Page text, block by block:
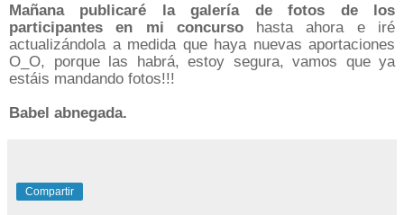
Mañana publicaré la galería de fotos de los
participantes en mi concurso hasta ahora e iré
actualizándola a medida que haya nuevas aportaciones
O_O, porque las habrá, estoy segura, vamos que ya
estáis mandando fotos!!!
Babel abnegada.
Compartir